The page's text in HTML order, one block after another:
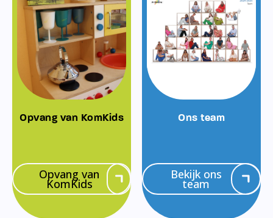
Opvang van KomKids
Opvang van
KomKids
Ons team
Bekijk ons
team